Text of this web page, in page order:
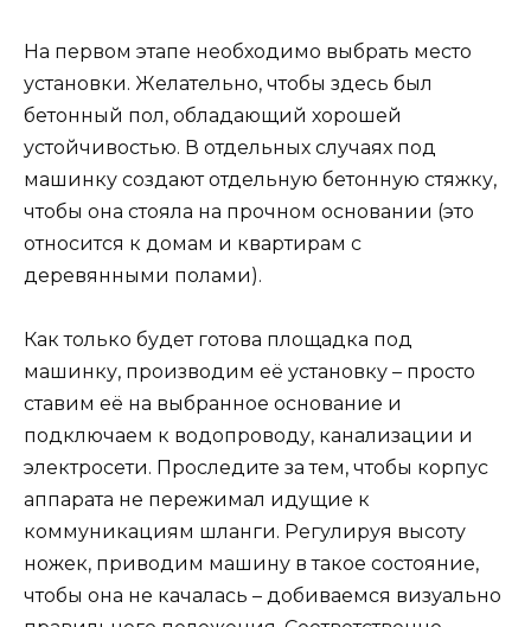
На первом этапе необходимо выбрать место
установки. Желательно, чтобы здесь был
бетонный пол, обладающий хорошей
устойчивостью. В отдельных случаях под
машинку создают отдельную бетонную стяжку,
чтобы она стояла на прочном основании (это
относится к домам и квартирам с
деревянными полами).
Как только будет готова площадка под
машинку, производим её установку – просто
ставим её на выбранное основание и
подключаем к водопроводу, канализации и
электросети. Проследите за тем, чтобы корпус
аппарата не пережимал идущие к
коммуникациям шланги. Регулируя высоту
ножек, приводим машину в такое состояние,
чтобы она не качалась – добиваемся визуально